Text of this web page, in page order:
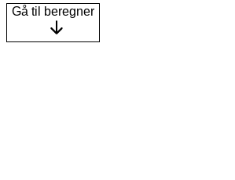
Gå til beregner